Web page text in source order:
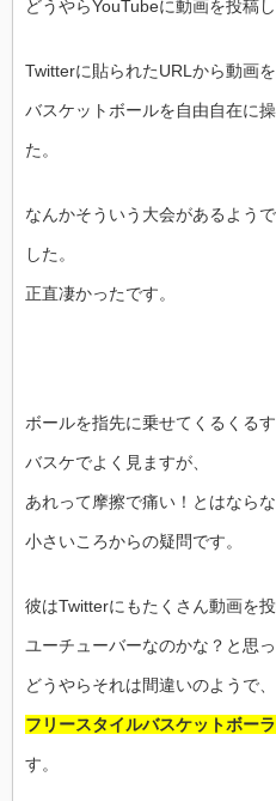
どうやらYouTubeに動画を投稿し
Twitterに貼られたURLから動画を
バスケットボールを自由自在に
た。
なんかそういう大会があるよう
した。
正直凄かったです。
ボールを指先に乗せてくるくる
バスケでよく見ますが、
あれって摩擦で痛い！とはならな
小さいころからの疑問です。
彼はTwitterにもたくさん動画を投
ユーチューバーなのかな？と思っ
どうやらそれは間違いのようで、
フリースタイルバスケットボー
す。